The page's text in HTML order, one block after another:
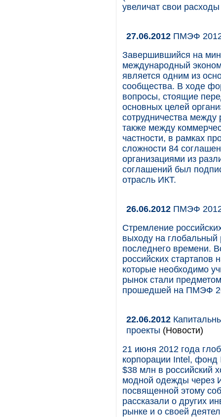
увеличат свои
27.06.2012 ПМЭФ 2012
Завершившийся на
международный
является одним из
сообщества. В ходе
вопросы, стоящие
основных целей
сотрудничества
также между
частности, в рамках
сложности 84
организациями из
соглашений был
отрасль ИКТ.
26.06.2012 ПМЭФ
Стремление
выходу на глобальный
последнего времени.
российских стартапов
которые необходимо
рынок стали
прошедшей на ПМЭФ
22.06.2012
проекты (Новости)
21 июня 2012 года
корпорации Intel, фонд
$38 млн в российский
модной одежды через
посвященной этому
рассказали о других
рынке и о своей